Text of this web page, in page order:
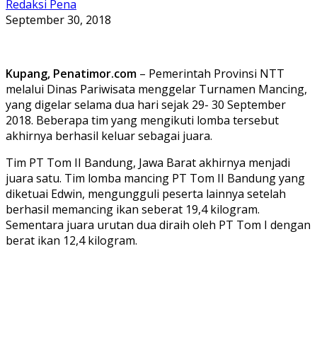
Redaksi Pena
September 30, 2018
Kupang, Penatimor.com – Pemerintah Provinsi NTT
melalui Dinas Pariwisata menggelar Turnamen Mancing,
yang digelar selama dua hari sejak 29- 30 September
2018. Beberapa tim yang mengikuti lomba tersebut
akhirnya berhasil keluar sebagai juara.
Tim PT Tom II Bandung, Jawa Barat akhirnya menjadi
juara satu. Tim lomba mancing PT Tom II Bandung yang
diketuai Edwin, mengungguli peserta lainnya setelah
berhasil memancing ikan seberat 19,4 kilogram.
Sementara juara urutan dua diraih oleh PT Tom I dengan
berat ikan 12,4 kilogram.